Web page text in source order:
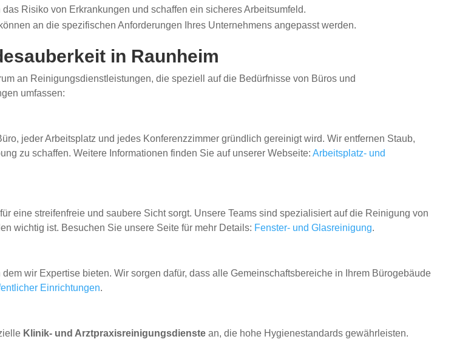
Risiko von Erkrankungen und schaffen ein sicheres Arbeitsumfeld.
an die spezifischen Anforderungen Ihres Unternehmens angepasst werden.
in Raunheim
an Reinigungsdienstleistungen, die speziell auf die Bedürfnisse von Büros und
umfassen:
jeder Arbeitsplatz und jedes Konferenzzimmer gründlich gereinigt wird. Wir entfernen Staub,
zu schaffen. Weitere Informationen finden Sie auf unserer Webseite:Arbeitsplatz- und
eine streifenfreie und saubere Sicht sorgt. Unsere Teams sind spezialisiert auf die Reinigung von
wichtig ist. Besuchen Sie unsere Seite für mehr Details: Fenster- und Glasreinigung.
wir Expertise bieten. Wir sorgen dafür, dass alle Gemeinschaftsbereiche in Ihrem Bürogebäude
Einrichtungen.
Klinik- und Arztpraxisreinigungsdienste an, die hohe Hygienestandards gewährleisten.